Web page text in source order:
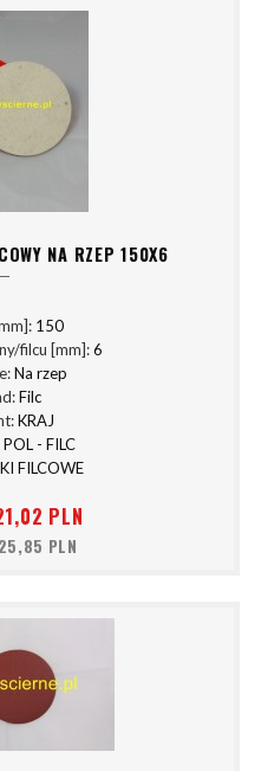
NA RZEP 150X6
150
filcu [mm]:6
Na rzep
Filc
KRAJ
POL - FILC
FILCOWE
PLN
25,85 PLN